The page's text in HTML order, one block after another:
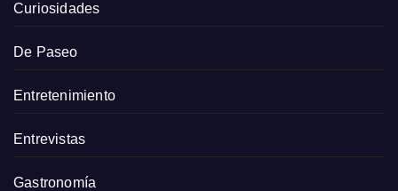
Curiosidades
De Paseo
Entretenimiento
Entrevistas
Gastronomía